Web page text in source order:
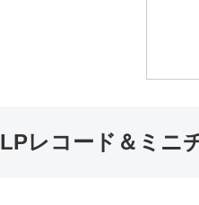
LPレコード＆ミニ